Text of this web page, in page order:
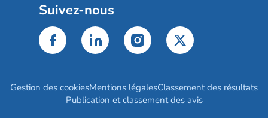
Suivez-nous
Gestion des cookiesMentions légalesClassement des résultats
Publication et classement des avis